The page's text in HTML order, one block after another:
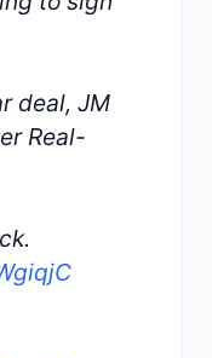
deal, JM
Real-